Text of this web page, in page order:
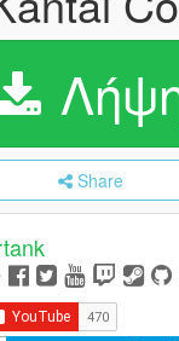
Share